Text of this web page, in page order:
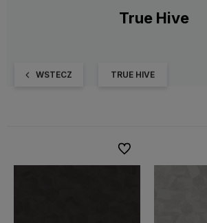
True Hive
WSTECZ TRUE HIVE
Do ulubionych